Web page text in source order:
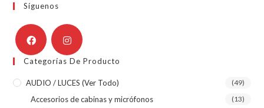
Síguenos
Categorías De Producto
AUDIO / LUCES (ver Todo) (49)
Accesorios de cabinas y micrófonos (13)